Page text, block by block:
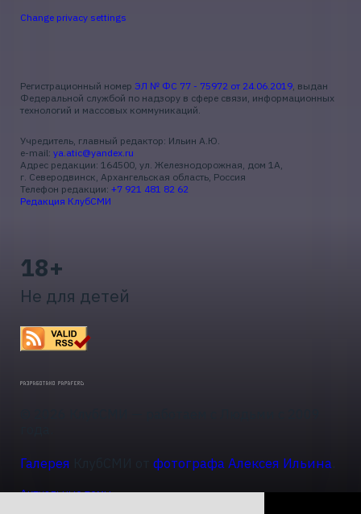
Change privacy settings
Регистрационный номер ЭЛ № ФС 77 - 75972 от 24.06.2019, выдан
Федеральной службой по надзору в сфере связи, информационных
технологий и массовых коммуникаций.
Учредитель, главный редактор: Ильин А.Ю.
e-mail: ya.atic@yandex.ru
Адрес редакции: 164500, ул. Железнодорожная, дом 1А,
г. Северодвинск, Архангельская область, Россия
Телефон редакции: +7 921 481 82 62
Редакция КлубСМИ
18+
Не для детей
Галерея
фотографа Алексея Ильина
Актуальные темы